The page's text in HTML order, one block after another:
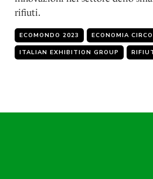
rifiuti.
ECOMONDO 2023 ECONOMIA
ITALIAN EXHIBITION GROUP